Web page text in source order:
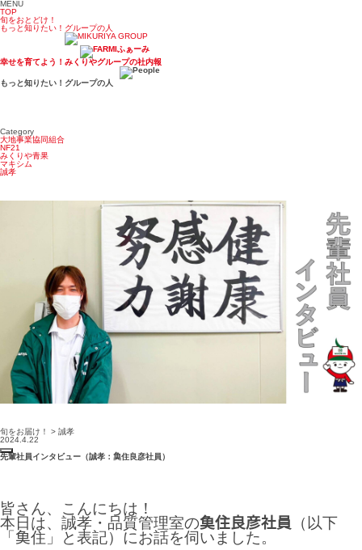
MENU
TOP
旬をおとどけ！
もっと知りたい！グループの人
幸せを育てよう！みくりやグループの社内報
もっと知りたい！グループの人
Category
大地事業協同組合
NF21
みくりや青果
マキシム
誠孝
旬をお届け！ > 誠孝
2024.4.22
先輩社員インタビュー（誠孝：𩵋住良彦社員）
皆さん、こんにちは！
本日は、誠孝・品質管理室の𩵋住良彦社員 （以下
「𩵋住」と表記）にお話を伺いました。